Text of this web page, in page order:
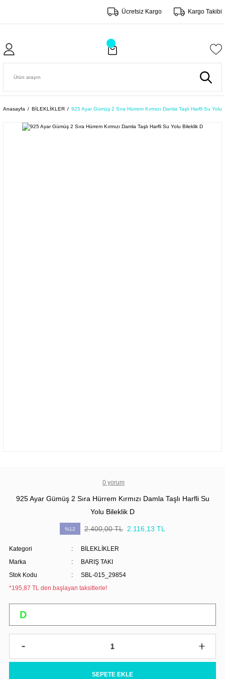
Ücretsiz Kargo Kargo Takibi
Anasayfa BİLEKLİKLER 925 Ayar Gümüş 2 Sıra Hürrem Kırmızı Damla Taşlı Harfli Su Yolu
0 yorum
925 Ayar Gümüş 2 Sıra Hürrem Kırmızı Damla Taşlı Harfli Su
Yolu Bileklik D
%12 2.400,00 TL 2.116,13 TL
Kategori
BİLEKLİKLER
Marka
BARIŞ TAKI
Stok Kodu
SBL-015_29854
*195,87 TL den başlayan taksitlerle!
SEPETE EKLE